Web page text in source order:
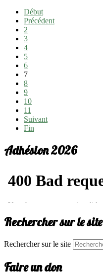
Début
Précédent
2
3
4
5
6
7
8
9
10
11
Suivant
Fin
Adhésion 2026
Rechercher sur le site
Rechercher sur le site
Faire un don